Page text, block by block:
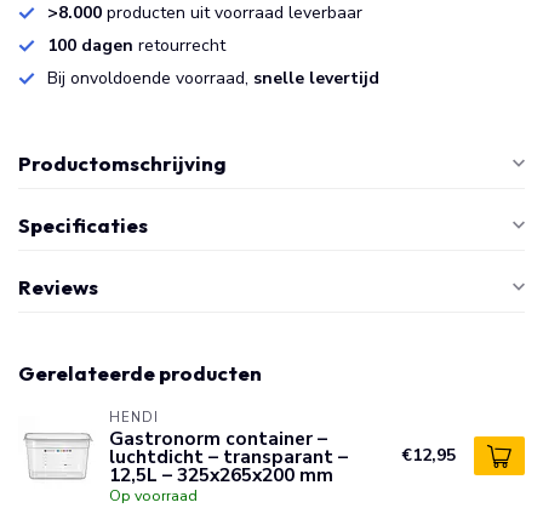
>8.000 producten uit voorraad leverbaar
100 dagen retourrecht
Bij onvoldoende voorraad, snelle levertijd
Productomschrijving
Specificaties
Reviews
Gerelateerde producten
HENDI
Gastronorm container –
luchtdicht – transparant –
12,5L – 325x265x200 mm
Op voorraad
€12,95